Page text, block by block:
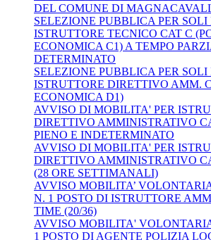
DEL COMUNE DI
SELEZIONE PUBBLICA PER SOLI
ISTRUTTORE TECNICO CAT C
ECONOMICA C1) A TEMPO
DETERMINATO
SELEZIONE PUBBLICA PER SOLI
ISTRUTTORE DIRETTIVO AMM.
ECONOMICA D1)
AVVISO DI MOBILITA' PER
DIRETTIVO AMMINISTRATIVO
PIENO E INDETERMINATO
AVVISO DI MOBILITA' PER
DIRETTIVO AMMINISTRATIVO
(28 ORE SETTIMANALI)
AVVISO MOBILITA’
N. 1 POSTO DI ISTRUTTORE
TIME (20/36)
AVVISO MOBILITA'
1 POSTO DI AGENTE POLIZIA